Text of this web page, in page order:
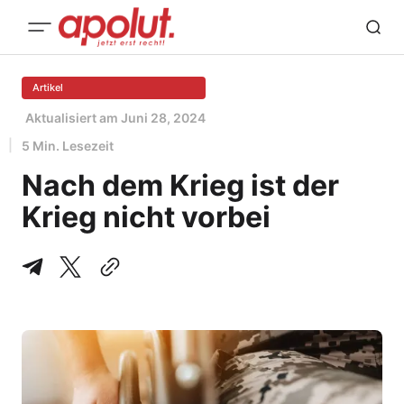
Artikel
Aktualisiert am Juni 28, 2024
5 Min. Lesezeit
Nach dem Krieg ist der
Krieg nicht vorbei